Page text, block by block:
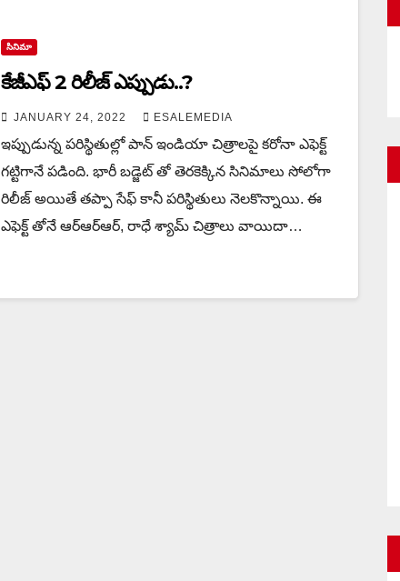
సినిమా
కేజీఎఫ్ 2 రిలీజ్ ఎప్పుడు..?
JANUARY 24, 2022 ESALEMEDIA
ఇప్పుడున్న పరిస్థితుల్లో పాన్ ఇండియా చిత్రాలపై కరోనా ఎఫెక్ట్
గట్టిగానే పడింది. భారీ బడ్జెట్ తో తెరకెక్కిన సినిమాలు సోలోగా
రిలీజ్ అయితే తప్పా సేఫ్ కానీ పరిస్థితులు నెలకొన్నాయి. ఈ
ఎఫెక్ట్ తోనే ఆర్ఆర్ఆర్, రాధే శ్యామ్ చిత్రాలు వాయిదా…